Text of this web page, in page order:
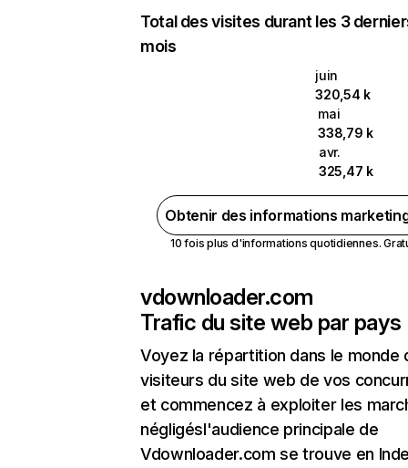
Total des visites durant les 3
mois
juin
320,54 k
mai
338,79 k
avr.
325,47 k
Obtenir des informations
10 fois plus d'informations quotidiennes.
vdownloader.com
Trafic du site web par pays
Voyez la répartition dans le monde
visiteurs du site web de vos
et commencez à exploiter les
négligésl'audience principale de
Vdownloader.com se trouve en